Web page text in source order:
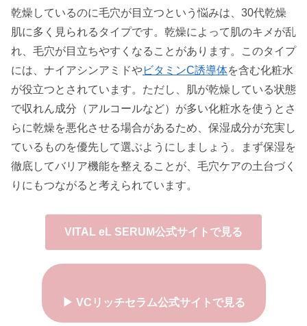
乾燥しているのに毛穴が目立つという悩みは、30代乾燥
肌に多く見られるタイプです。乾燥によって肌のキメが乱
れ、毛穴が目立ちやすくなることがあります。このタイプ
には、ナイアシンアミドやビタミンC誘導体を含む化粧水
が役立つとされています。ただし、肌が乾燥している状態
で収れん成分（アルコールなど）が多い化粧水を使うとさ
らに乾燥を悪化させる場合があるため、保湿成分が充実し
ているものを優先して選ぶようにしましょう。まず保湿を
徹底してバリア機能を整えることが、毛穴ケアの土台づく
りにもつながると考えられています。
VITAL eL SERUM公式サイトで見る
▶ VCリッチセラム公式サイトで見る